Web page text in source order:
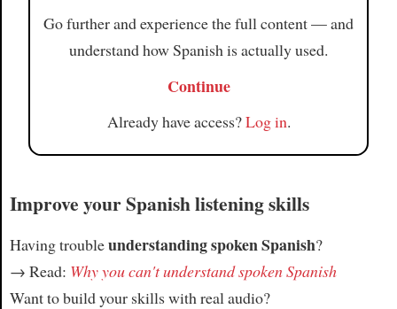
Go further and experience the full content — and
understand how Spanish is actually used.
Continue
Already have access?Log in.
Improve your Spanish listening skills
Having troubleunderstanding spoken Spanish?
→ Read: Why you can't understand spoken Spanish
Want to build your skills with real audio?